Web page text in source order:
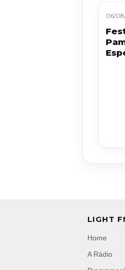
06/
LIGHT
Home
A Rádio